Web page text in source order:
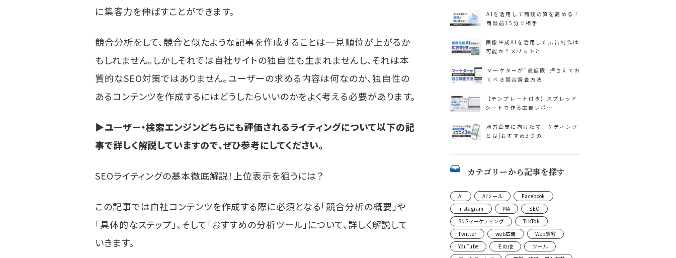
に集客力を伸ばすことができます。
競合分析をして、競合と似たような記事を作成することは一見順位が上がるか
もしれません。しかしそれでは自社サイトの独自性も生まれませんし、それは本
質的なSEO対策ではありません。ユーザーの求める内容は何なのか、独自性の
あるコンテンツを作成するにはどうしたらいいのかをよく考える必要があります。
▶ユーザー・検索エンジンどちらにも評価されるライティングについて以下の記
事で詳しく解説していますので、ぜひ参考にしてください。
SEOライティングの基本徹底解説！上位表示を狙うには？
この記事では自社コンテンツを作成する際に必須となる「競合分析の概要」や
「具体的なステップ」、そして「おすすめの分析ツール」について、詳しく解説して
いきます。
AIを活用して商談の質を高める！
商談前15分で相手…
画像生成AIを活用した広告制作は
可能か？メリットと…
マーケターが”最低限”押さえてお
くべき競合調査方法
【テンプレート付き】スプレッド
シートで作る広告レポ…
地方企業に向けたマーケティング
とは|おすすめ3つの…
カテゴリーから記事を探す
AI AIツール
Facebook
Instagram
MA
SEO
SNSマーケティング
TikTok
Twitter
web広告
Web集客
YouTube
その他
ツール